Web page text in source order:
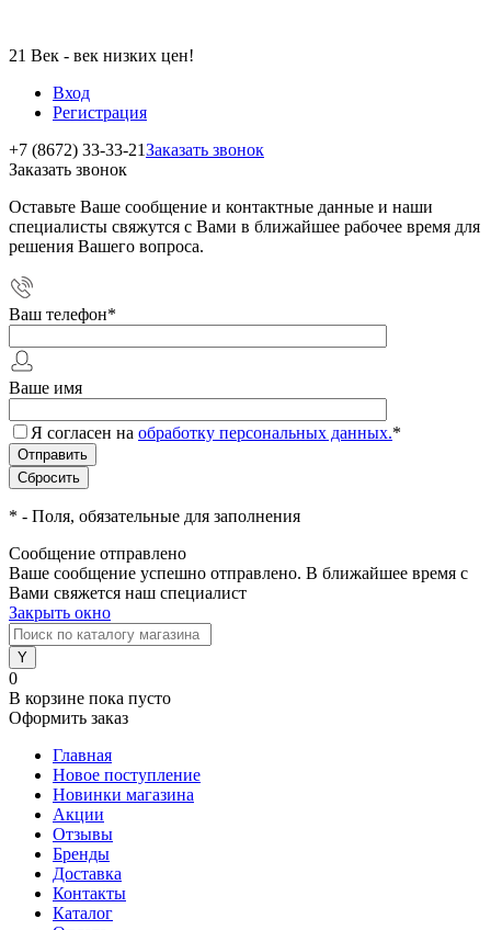
21 Век - век низких цен!
Вход
Регистрация
+7 (8672) 33-33-21Заказать звонок
Заказать звонок
Оставьте Ваше сообщение и контактные данные и наши
специалисты свяжутся с Вами в ближайшее рабочее время для
решения Вашего вопроса.
Ваш телефон*
Ваше имя
Я согласен на обработку персональных данных.*
* - Поля, обязательные для заполнения
Сообщение отправлено
Ваше сообщение успешно отправлено. В ближайшее время с
Вами свяжется наш специалист
Закрыть окно
0
В корзине пока пусто
Оформить заказ
Главная
Новое поступление
Новинки магазина
Акции
Отзывы
Бренды
Доставка
Контакты
Каталог